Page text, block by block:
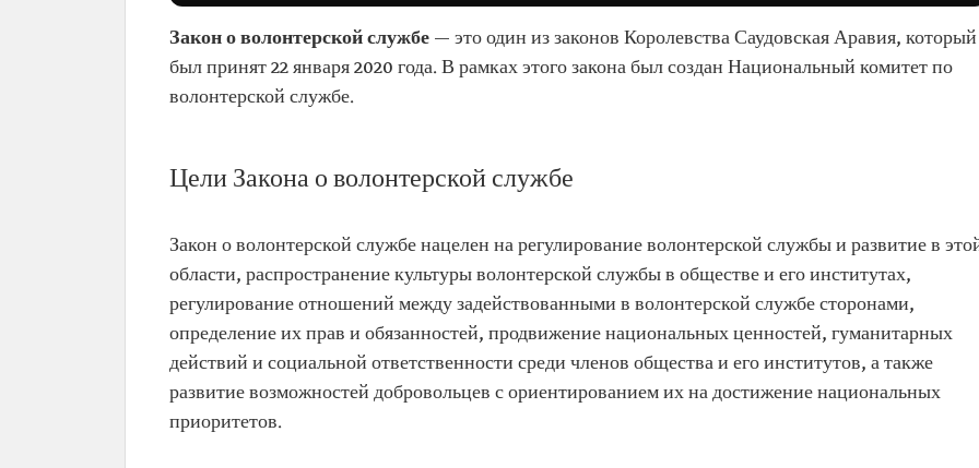
Закон о волонтерской службе — это один из законов Королевства Саудовская Аравия, который
был принят 22 января 2020 года. В рамках этого закона был создан Национальный комитет по
волонтерской службе.
Цели Закона о волонтерской службе
Закон о волонтерской службе нацелен на регулирование волонтерской службы и развитие в
области, распространение культуры волонтерской службы в обществе и его институтах,
регулирование отношений между задействованными в волонтерской службе сторонами,
определение их прав и обязанностей, продвижение национальных ценностей, гуманитарных
действий и социальной ответственности среди членов общества и его институтов, а также
развитие возможностей добровольцев с ориентированием их на достижение национальных
приоритетов.